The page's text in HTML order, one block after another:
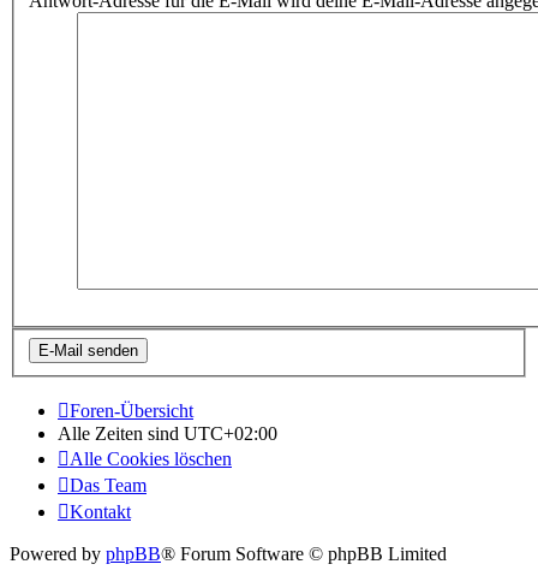
Foren-Übersicht
Alle Zeiten sind UTC+02:00
Alle Cookies löschen
Das Team
Kontakt
Powered by phpBB® Forum Software © phpBB Limited